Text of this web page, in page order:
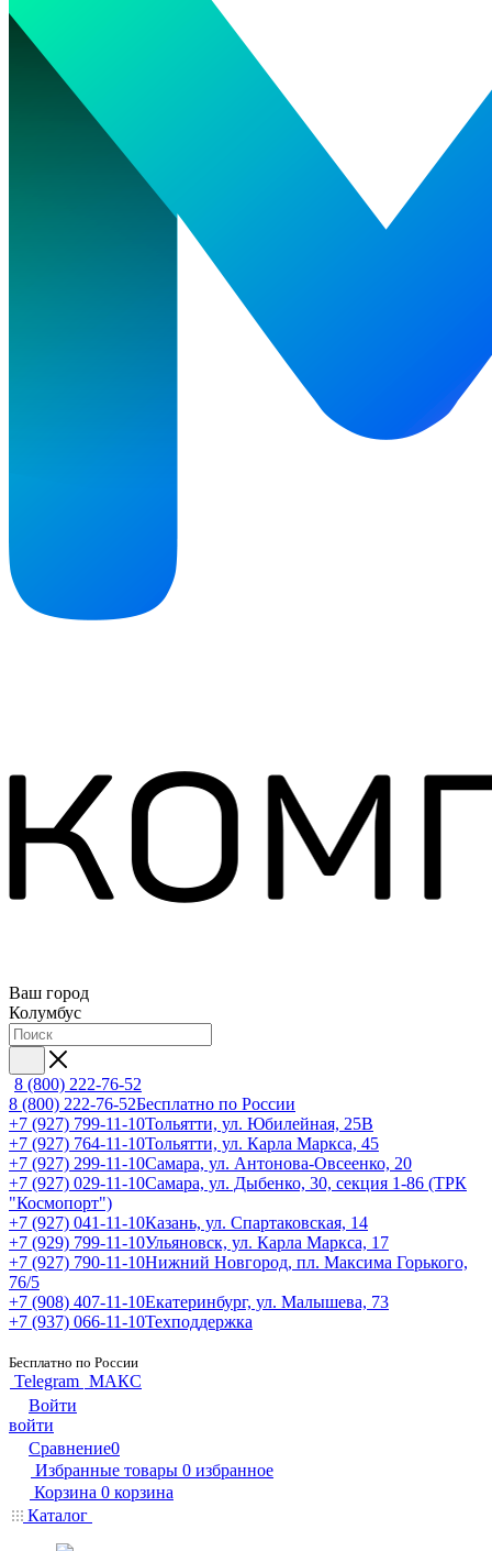
Ваш город
Колумбус
8 (800) 222-76-52
8 (800) 222-76-52Бесплатно по России
+7 (927) 799-11-10Тольятти, ул. Юбилейная, 25В
+7 (927) 764-11-10Тольятти, ул. Карла Маркса, 45
+7 (927) 299-11-10Самара, ул. Антонова-Овсеенко, 20
+7 (927) 029-11-10Самара, ул. Дыбенко, 30, секция 1-86 (ТРК
"Космопорт")
+7 (927) 041-11-10Казань, ул. Спартаковская, 14
+7 (929) 799-11-10Ульяновск, ул. Карла Маркса, 17
+7 (927) 790-11-10Нижний Новгород, пл. Максима Горького,
76/5
+7 (908) 407-11-10Екатеринбург, ул. Малышева, 73
+7 (937) 066-11-10Техподдержка
Бесплатно по России
Telegram МАКС
Войти
войти
Сравнение0
Избранные товары 0 избранное
Корзина 0 корзина
Каталог